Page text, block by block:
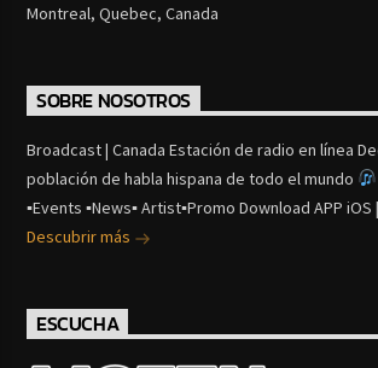
Montreal, Quebec, Canada
SOBRE NOSOTROS
Broadcast | Canada Estación de radio en línea
población de habla hispana de todo el mundo
▪Events ▪News▪ Artist▪Promo Download APP
Descubrir más
ESCUCHA